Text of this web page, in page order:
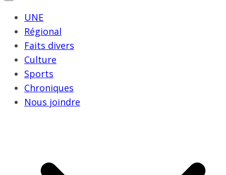
UNE
Régional
Faits divers
Culture
Sports
Chroniques
Nous joindre